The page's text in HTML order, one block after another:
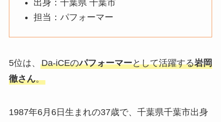
出身：千葉県 千葉市
担当：パフォーマー
5位は、 Da-iCEのパフォーマーとして活躍する岩岡
徹さん。
1987年6月6日生まれの37歳で、千葉県千葉市出身